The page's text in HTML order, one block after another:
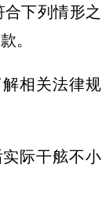
下列情形之
。
解相关法律规
实际干舷不小